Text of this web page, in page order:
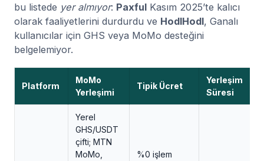
bu listede yer almıyor: Paxful Kasım 2025’te kalıcı
olarak faaliyetlerini durdurdu ve HodlHodl, Ganalı
kullanıcılar için GHS veya MoMo desteğini
belgelemiyor.
Platform
MoMo
Yerleşimi
Tipik Ücret
Yerleşim
Süresi
Yerel
GHS/USDT
çifti; MTN
MoMo,
%0 işlem